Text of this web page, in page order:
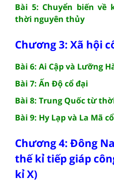
Bài 5: Chuyển biến
thời nguyên thủy
Chương 3: Xã hội
Bài 6: Ai Cập và Lưỡng
Bài 7: Ấn Độ cổ đại
Bài 8: Trung Quốc từ
Bài 9: Hy Lạp và La Mã
Chương 4: Đông
thế kỉ tiếp giáp
kỉ X)